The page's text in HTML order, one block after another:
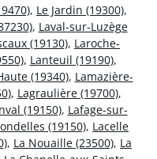
, Le Jardin (19300),
, Laval-sur-Luzège
(19130), Laroche-
, Lanteuil (19190),
(19340), Lamazière-
, Lagraulière (19700),
(19150), Lafage-sur-
(19150), Lacelle
, La Nouaille (23500), La